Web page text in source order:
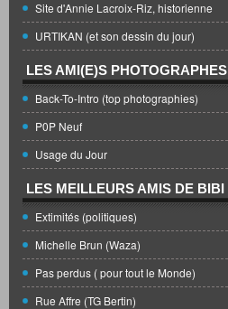
Site d'Annie Lacroix-Riz, historienne
URTIKAN (et son dessin du jour)
LES AMI(E)S PHOTOGRAPHES
Back-To-Intro (top photographies)
P0P Neuf
Usage du Jour
LES MEILLEURS AMIS DE BIBI
Extimités (politiques)
Michelle Brun (Waza)
Pas perdus ( pour tout le Monde)
Rue Affre (TG Bertin)